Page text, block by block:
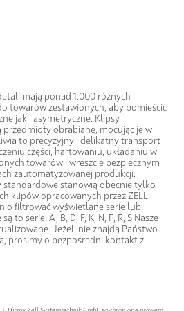
mają ponad 1.000 różnych
towarów zestawionych, aby pomieścić
jak i asymetryczne. Klipsy
przedmioty obrabiane, mocując je w
to precyzyjny i delikatny transport
części, hartowaniu, układaniu w
towarów i wreszcie bezpiecznym
zautomatyzowanej produkcji.
standardowe stanowią obecnie tylko
klipów opracowanych przez ZELL.
filtrować wyświetlane serie lub
to serie: A, B, D, F, K, N, P, R, S Nasze
Jeżeli nie znajdą Państwo
prosimy o bezpośredni kontakt z